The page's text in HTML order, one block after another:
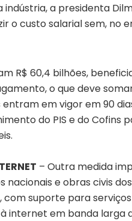
a presidenta
o custo salarial sem, no
R$ 60,4 bilhões,
o que deve somar
entram em vigor em 90
do PIS e do Cofins
– Outra medida
nacionais e obras civis
com suporte para
internet em banda larga